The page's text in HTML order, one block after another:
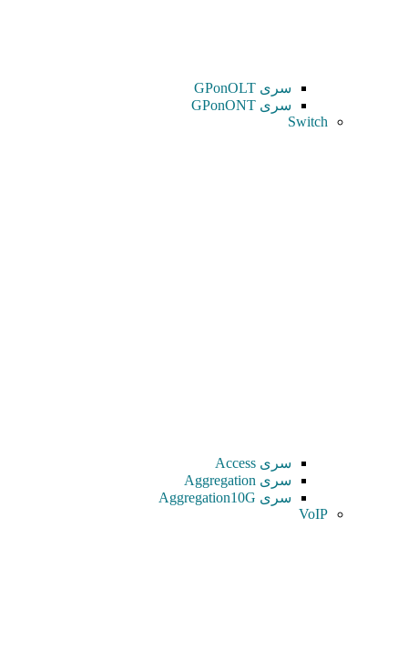
سری GPonOLT
سری GPonONT
Switch
سری Access
سری Aggregation
سری Aggregation10G
VoIP